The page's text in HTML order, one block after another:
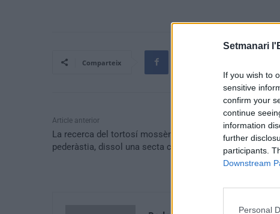
Setmanari
If you wish to
sensitive
confirm your
continue
information
further
participants.
Downstream
Personal
Comparteix
Article anterior
La recerca del tortosí mossèn Bertomeu, assot de la
pederàstia, dissol una secta criminal